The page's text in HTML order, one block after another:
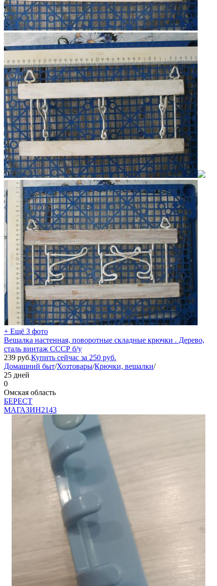
+ Ещё 3 фото
Вешалка настенная, поворотные складные крючки . Дерево,
сталь винтаж СССР б/у
239 руб.Купить сейчас за 250 руб.
Домашний быт/Хозтовары/Крючки, вешалки/
25 дней
0
Омская область
БEPECT
МАГАЗИН2143